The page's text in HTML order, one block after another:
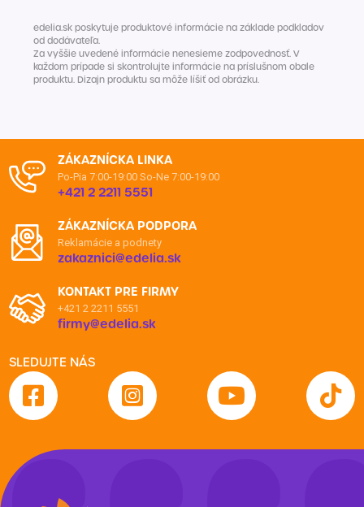
edelia.sk poskytuje produktové informácie na základe podkladov
od dodávateľa.
Za vyššie uvedené informácie nenesieme zodpovednosť. V
každom prípade si skontrolujte informácie na príslušnom obale
produktu. Dizajn produktu sa môže líšiť od obrázku.
ZÁKAZNÍCKA LINKA
Po-Pia 7:00-19:00 So-Ne 7:00-19:00
+421 2 2211 5551
ZÁKAZNÍCKA PODPORA
Reklamácie a podnety
zakaznici@edelia.sk
KONTAKT PRE FIRMY
+421 2 2211 5551
firmy@edelia.sk
SLEDUJTE NÁS